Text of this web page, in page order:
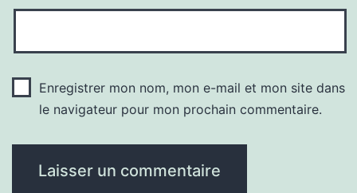
Enregistrer mon nom, mon e-mail et mon site dans
le navigateur pour mon prochain commentaire.